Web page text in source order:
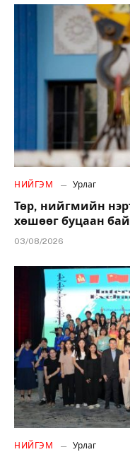
НИЙГЭМ Урлаг
Төр, нийгмийн
хөшөөг буцаан
03/08/2026
НИЙГЭМ Урлаг